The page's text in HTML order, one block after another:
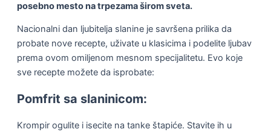
posebno mesto na trpezama širom sveta.
Nacionalni dan ljubitelja slanine je savršena prilika da
probate nove recepte, uživate u klasicima i podelite ljubav
prema ovom omiljenom mesnom specijalitetu. Evo koje
sve recepte možete da isprobate:
Pomfrit sa slaninicom:
Krompir ogulite i isecite na tanke štapiće. Stavite ih u